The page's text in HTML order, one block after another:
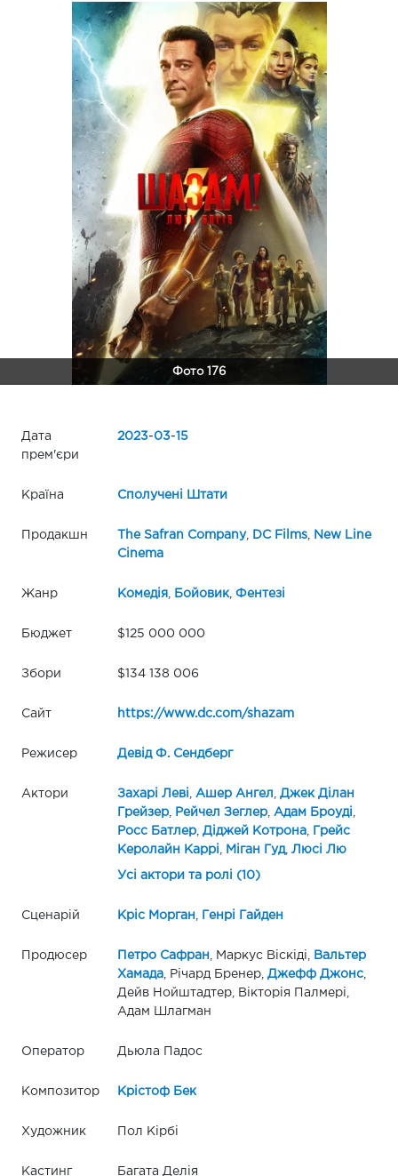
Фото 176
Дата
прем'єри
2023-03-15
Країна Сполучені Штати
Продакшн The Safran Company, DC Films,
New Line
Cinema
Жанр Комедія, Бойовик, Фентезі
Бюджет $125 000 000
Збори $134 138 006
Сайт https://www.dc.com/shazam
Режисер Девід Ф. Сендберг
Актори Захарі Леві Ашер Ангел
Джек Ділан
Грейзер, Рейчел Зеглер, Адам Броуді
Росс Батлер, Діджей Котрона,
Грейс
Керолайн Каррі
Міган Гуд, Люсі Лю
Усі актори та ролі (10)
Сценарій Кріс Морган Генрі Гайден
Продюсер Петро Сафран , Маркус Віскіді,
Вальтер
Хамада, Річард Бренер, Джефф Джонс,
Дейв Нойштадтер, Вікторія Палмері,
Адам Шлагман
Оператор Дьюла Падос
Композитор Крістоф Бек
Художник Пол Кірбі
Кастинг Багата Делія